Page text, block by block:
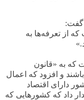
گفت:
از تعرفه‌ها به
که به «قانون
و افزود که اعمال
دارای اقتصاد
داد که کشورهایی که